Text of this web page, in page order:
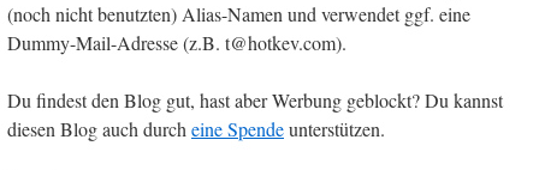
(noch nicht benutzten) Alias-Namen und verwendet ggf. eine
Dummy-Mail-Adresse (z.B. t@hotkev.com).
Du findest den Blog gut, hast aber Werbung geblockt? Du kannst
diesen Blog auch durcheine Spendeunterstützen.